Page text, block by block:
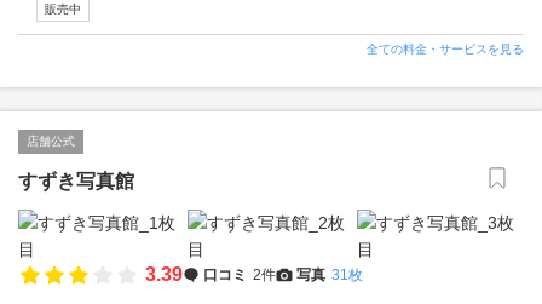
販売中
全ての料金・サービスを見る
店舗公式
すずき写真館
3.39 口コミ 2件 写真 31枚